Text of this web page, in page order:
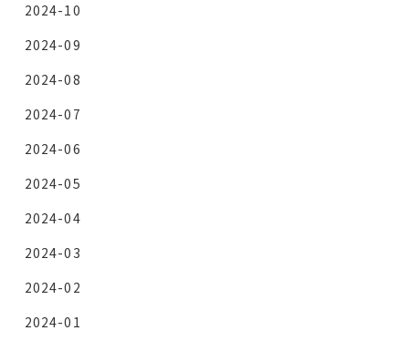
2024-10
2024-09
2024-08
2024-07
2024-06
2024-05
2024-04
2024-03
2024-02
2024-01